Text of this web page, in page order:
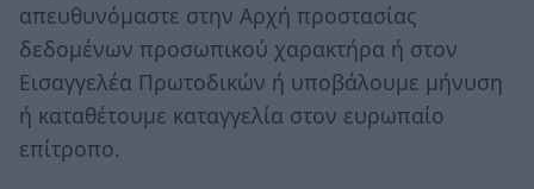
απευθυνόμαστε στην Αρχή προστασίας
δεδομένων προσωπικού χαρακτήρα ή στον
Εισαγγελέα Πρωτοδικών ή υποβάλουμε μήνυση
ή καταθέτουμε καταγγελία στον ευρωπαίο
επίτροπο.